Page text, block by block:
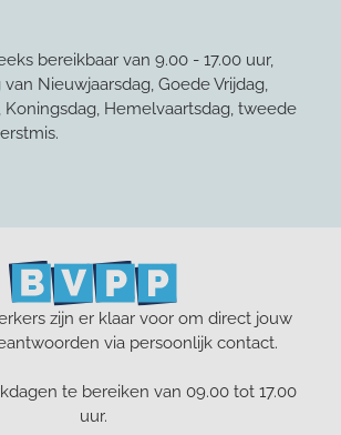
bereikbaar van 9.00 - 17.00 uur,
Nieuwjaarsdag, Goede Vrijdag,
Hemelvaartsdag, tweede
zijn er klaar voor om direct jouw
via persoonlijk contact.
te bereiken van 09.00 tot 17.00
uur.